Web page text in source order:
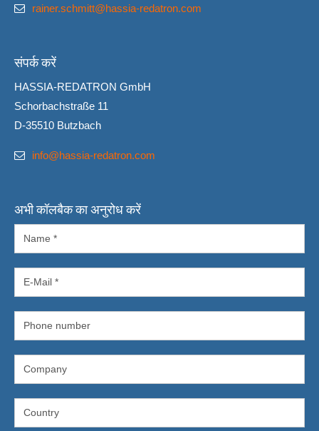
rainer.schmitt@hassia-redatron.com
संपर्क करें
HASSIA-REDATRON GmbH
Schorbachstraße 11
D-35510 Butzbach
info@hassia-redatron.com
अभी कॉलबैक का अनुरोध करें